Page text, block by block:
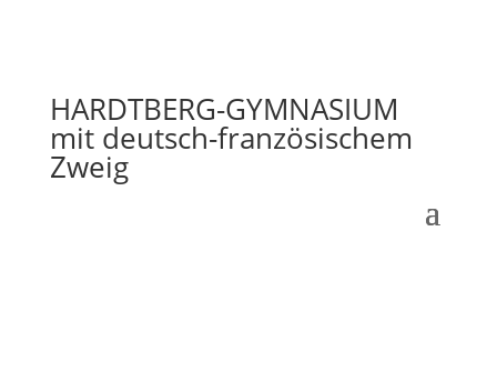
HARDTBERG-GYMNASIUM
mit deutsch-französischem
Zweig